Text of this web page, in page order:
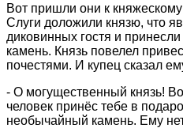
Вот пришли они к княжескому
Слуги доложили князю, что
диковинных гостя и
камень. Князь повелел
почестями. И купец сказал
- О могущественный князь!
человек принёс тебе в
необычайный камень. Ему